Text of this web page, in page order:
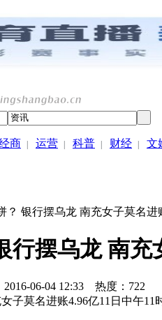
商 | 运营 | 科普 | 财经 | 文
？ 银行摆乌龙 南充女子莫名进
行摆乌龙 南充
2016-06-04 12:33 热度： 722
子莫名进账4.96亿11日中午